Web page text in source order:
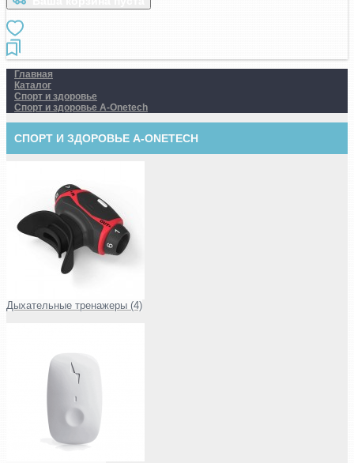
Главная
Каталог
Спорт и здоровье
Спорт и здоровье A-Onetech
СПОРТ И ЗДОРОВЬЕ A-ONETECH
Дыхательные тренажеры (4)